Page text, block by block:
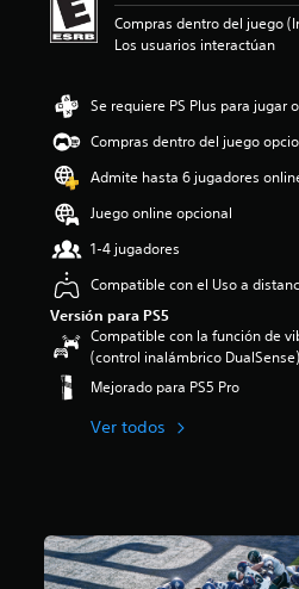
Compras dentro del juego
Los usuarios interactúan
Se requiere PS Plus para jugar
Compras dentro del juego
Admite hasta 6 jugadores
Juego online opcional
1-4 jugadores
Compatible con el Uso a
Versión para PS5
Compatible con la función de
(control inalámbrico DualSense)
Mejorado para PS5 Pro
Ver todos